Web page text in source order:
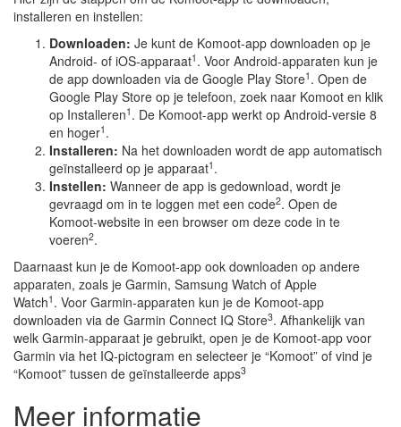
installeren en instellen:
Downloaden: Je kunt de Komoot-app downloaden op je
Android- of iOS-apparaat1 . Voor Android-apparaten kun je
de app downloaden via de Google Play Store1 . Open de
Google Play Store op je telefoon, zoek naar Komoot en klik
op Installeren1 . De Komoot-app werkt op Android-versie 8
en hoger1 .
Installeren: Na het downloaden wordt de app automatisch
geïnstalleerd op je apparaat1 .
Instellen: Wanneer de app is gedownload, wordt je
gevraagd om in te loggen met een code2. Open de
Komoot-website in een browser om deze code in te
voeren2.
Daarnaast kun je de Komoot-app ook downloaden op andere
apparaten, zoals je Garmin, Samsung Watch of Apple
Watch1 . Voor Garmin-apparaten kun je de Komoot-app
downloaden via de Garmin Connect IQ Store3. Afhankelijk van
welk Garmin-apparaat je gebruikt, open je de Komoot-app voor
Garmin via het IQ-pictogram en selecteer je “Komoot” of vind je
“Komoot” tussen de geïnstalleerde apps3
Meer informatie